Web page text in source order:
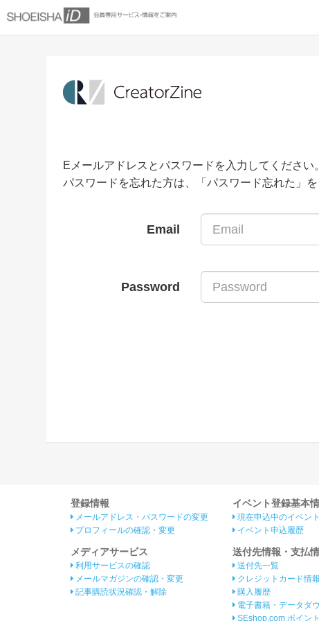
Eメールアドレスとパスワードを入力してください。
パスワードを忘れた方は、「パスワード忘れた」
Email
Password
登録情報
メールアドレス・パスワードの変更
プロフィールの確認・変更
メディアサービス
利用サービスの確認
メールマガジンの確認・変更
記事購読状況確認・解除
イベント登録基本
現在申込中のイベント
イベント申込履歴
送付先情報・支払
送付先一覧
クレジットカード情
購入履歴
電子書籍・データダ
SEshop.com ポイン